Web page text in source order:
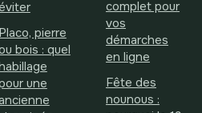
Placo, pierre
bois : quel
une
complet pour
vos
démarches
en ligne
Fête des
nounous :